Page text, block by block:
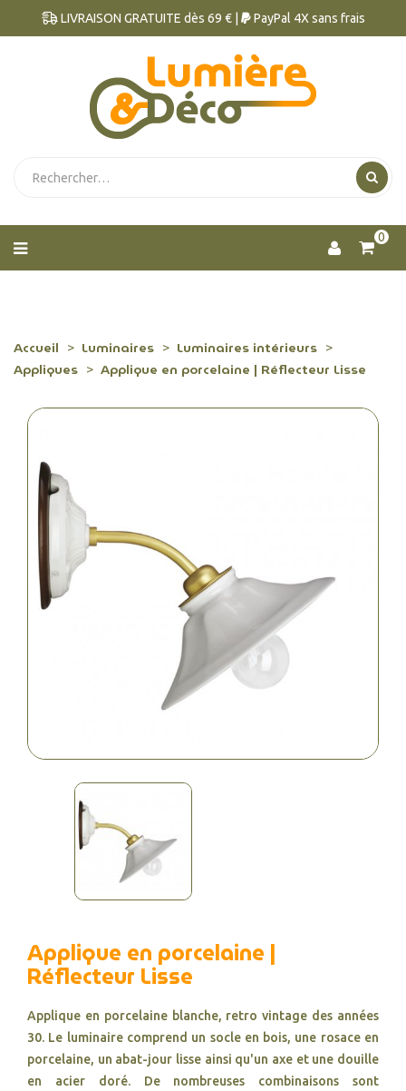
LIVRAISON GRATUITE dès 69 € | PayPal 4X sans frais
0
Accueil Luminaires
Luminaires intérieurs
Appliques
Applique en porcelaine | Réflecteur Lisse
Applique en porcelaine |
Réflecteur Lisse
Applique en porcelaine blanche, retro vintage des années
30. Le luminaire comprend un socle en bois, une rosace en
porcelaine, un abat-jour lisse ainsi qu'un axe et une douille
en acier doré. De nombreuses combinaisons sont